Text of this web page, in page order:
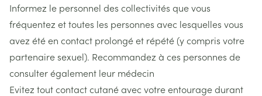
Informez le personnel des collectivités que vous
fréquentez et toutes les personnes avec lesquelles vous
avez été en contact prolongé et répété (y compris votre
partenaire sexuel). Recommandez à ces personnes de
consulter également leur médecin
Evitez tout contact cutané avec votre entourage durant